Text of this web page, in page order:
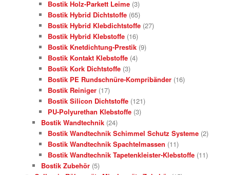
Bostik Holz-Parkett Leime (3)
Bostik Hybrid Dichtstoffe (65)
Bostik Hybrid Klebdichtstoffe (27)
Bostik Hybrid Klebstoffe (16)
Bostik Knetdichtung-Prestik (9)
Bostik Kontakt Klebstoffe (4)
Bostik Kork Dichtstoffe (3)
Bostik PE Rundschnüre-Kompribänder (16)
Bostik Reiniger (17)
Bostik Silicon Dichtstoffe (121)
PU-Polyurethan Klebstoffe (3)
Bostik Wandtechnik (24)
Bostik Wandtechnik Schimmel Schutz Systeme (2)
Bostik Wandtechnik Spachtelmassen (11)
Bostik Wandtechnik Tapetenkleister-Klebstoffe (11)
Bostik Zubehör (5)